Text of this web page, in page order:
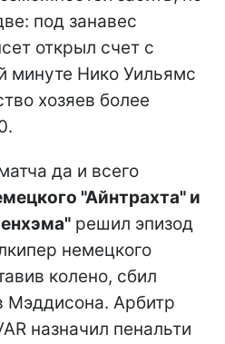
под занавес
открыл счет с
минуте Нико Уильямс
хозяев более
да и всего
"Айнтрахта" и
решил эпизод
немецкого
колено, сбил
Мэддисона. Арбитр
назначил пенальти